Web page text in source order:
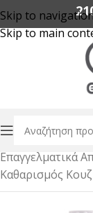
Skip to
Skip to main
Αρχική σελίδα/
Επαγγελματικά
Καθαρισμός